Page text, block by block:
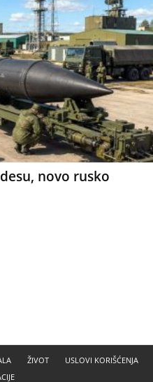
novo rusko
ŽIVOT
USLOVI KORIŠĆENJA